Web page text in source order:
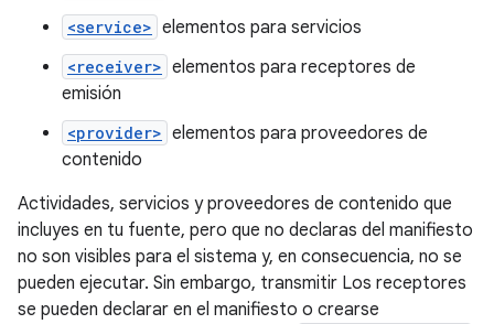
<service> elementos para servicios
<receiver> elementos para receptores de
emisión
<provider> elementos para proveedores de
contenido
Actividades, servicios y proveedores de contenido que
incluyes en tu fuente, pero que no declaras del manifiesto
no son visibles para el sistema y, en consecuencia, no se
pueden ejecutar. Sin embargo, transmitir Los receptores
se pueden declarar en el manifiesto o crearse